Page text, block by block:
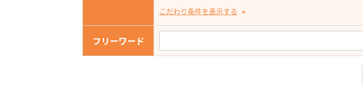
こだわり条件を表示する
フリーワード